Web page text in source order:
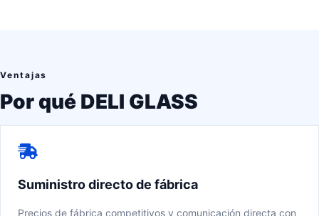
Ventajas
Por qué DELI GLASS
Suministro directo de fábrica
Precios de fábrica competitivos y comunicación directa con